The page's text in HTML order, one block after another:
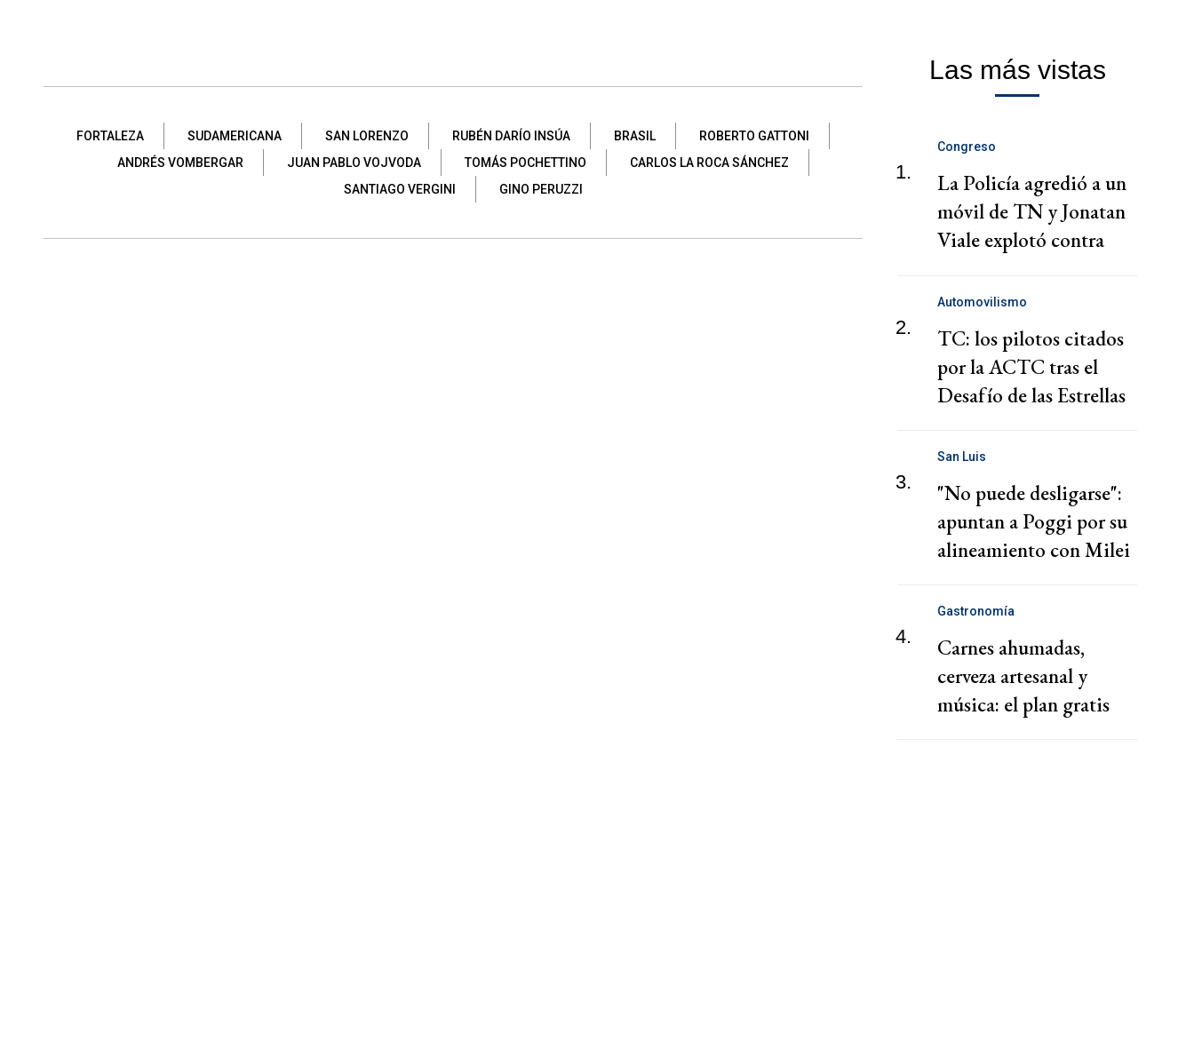
FORTALEZA SUDAMERICANA SAN LORENZO RUBÉN DARÍO INSÚA BRASIL
ROBERTO GATTONI
ANDRÉS VOMBERGAR
JUAN PABLO VOJVODA TOMÁS POCHETTINO
CARLOS LA ROCA SÁNCHEZ
SANTIAGO VERGINI
GINO PERUZZI
Las más vistas
1.
Congreso
La Policía agredió a un
móvil de TN y Jonatan
Viale explotó contra
2.
Automovilismo
TC: los pilotos citados
por la ACTC tras el
Desafío de las Estrellas
3.
San Luis
"No puede desligarse":
apuntan a Poggi por su
alineamiento con Milei
4.
Gastronomía
Carnes ahumadas,
cerveza artesanal y
música: el plan gratis